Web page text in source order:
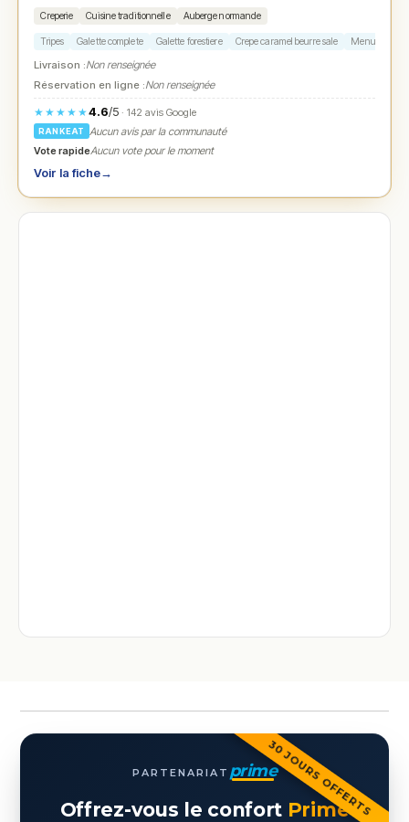
Creperie Cuisine traditionnelle Auberge normande
Tripes Galette complete Galette forestiere Crepe caramel beurre sale Menu ouvrier
Livraison :Non renseignée
Réservation en ligne :Non renseignée
★★★★★4.6/5· 142 avis Google
RANKEAT
Aucun avis par la communauté
Vote rapideAucun vote pour le moment
Voir la fiche→
30 JOURS OFFERTS
PARTENARIAT prime
Offrez-vous le confort Prime